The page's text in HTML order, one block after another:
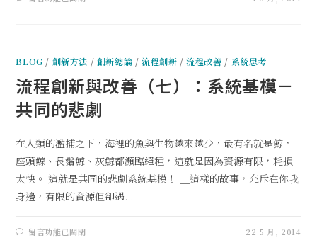
BLOG / 創新方法 / 創新總論 /流程創新 /流程改善 / 系統思考
流程創新與改善（七）：系統基模－
共同的悲劇
在人類的濫捕之下，海裡的魚與生物越來越少，最有名就是鯨，
座頭鯨、長鬚鯨、灰鯨都瀕臨絕種，這就是因為資源有限，耗損
太快。 這就是共同的悲劇系統基模！ ＿這樣的故事，充斥在你我
身邊，有限的資源但卻遇...
留言功能已關閉 22 5 月, 2014